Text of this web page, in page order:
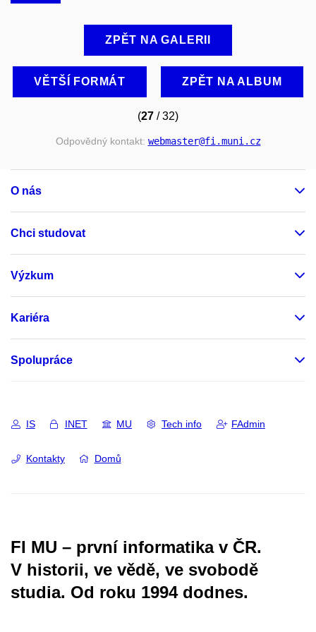
ZPĚT NA GALERII
VĚTŠÍ FORMÁT ZPĚT NA ALBUM
(27 / 32)
Odpovědný kontakt: webmaster@fi.muni.cz
O nás
Chci studovat
Výzkum
Kariéra
Spolupráce
IS INET MU Tech info FAdmin
Kontakty Domů
FI MU – první informatika v ČR.
V historii, ve vědě, ve svobodě
studia. Od roku 1994 dodnes.